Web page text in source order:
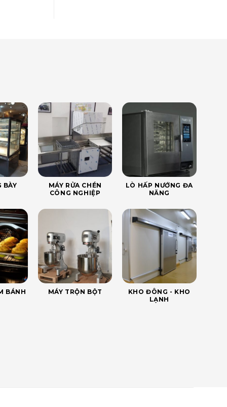
BÀY
MÁY RỬA CHÉN
CÔNG NGHIỆP
LÒ HẤP NƯỚNG ĐA
NĂNG
BÁNH MÁY TRỘN BỘT
KHO ĐÔNG - KHO
LẠNH